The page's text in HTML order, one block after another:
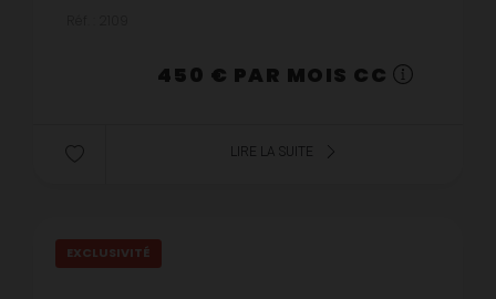
450 € PAR MOIS CC
LIRE LA SUITE
EXCLUSIVITÉ